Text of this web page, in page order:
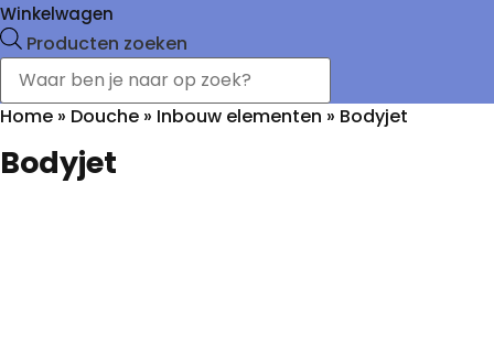
Winkelwagen
Producten zoeken
Home » Douche » Inbouw elementen » Bodyjet
Bodyjet